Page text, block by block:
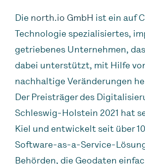
Die north.io GmbH ist ein auf
Technologie spezialisiertes,
getriebenes Unternehmen,
dabei unterstützt, mit Hilfe
nachhaltige Veränderungen
Der Preisträger des
Schleswig-Holstein 2021 hat
Kiel und entwickelt seit über
Software-as-a-Service-
Behörden, die Geodaten